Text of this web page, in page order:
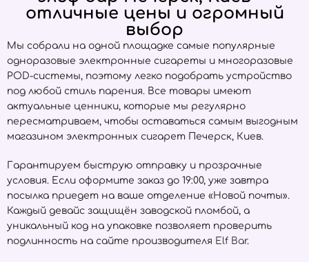
отличные цены и огромный
выбор
Мы собрали на одной площадке самые популярные
одноразовые электронные сигареты и многоразовые
POD-системы, поэтому легко подобрать устройство
под любой стиль парения. Все товары имеют
актуальные ценники, которые мы регулярно
пересматриваем, чтобы оставаться самым выгодным
магазином электронных сигарет Печерск, Киев.
Гарантируем быструю отправку и прозрачные
условия. Если оформите заказ до 19:00, уже завтра
посылка приедет на ваше отделение «Новой почты».
Каждый девайс защищён заводской пломбой, а
уникальный код на упаковке позволяет проверить
подлинность на сайте производителя Elf Bar.